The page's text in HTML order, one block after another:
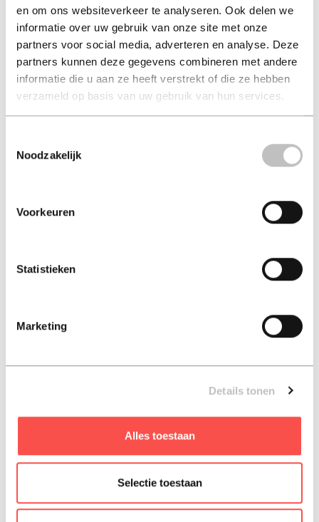
en om ons websiteverkeer te analyseren. Ook delen we
informatie over uw gebruik van onze site met onze
partners voor social media, adverteren en analyse. Deze
partners kunnen deze gegevens combineren met andere
informatie die u aan ze heeft verstrekt of die ze hebben
verzameld op basis van uw gebruik van hun services.
Noodzakelijk
Voorkeuren
Statistieken
Marketing
Details tonen
Alles toestaan
Selectie toestaan
Wordt de beste versie
van jezelf ... (ebook)
gerda van schaik
€ 14,00
Ebook - 2022
Maria Magdalena en
Jezus Deel I ... (ebook)
gabriela gaastra-levin
€ 13,45
Ebook - 2019
timothy alkema
€ 11,45 € 20,49